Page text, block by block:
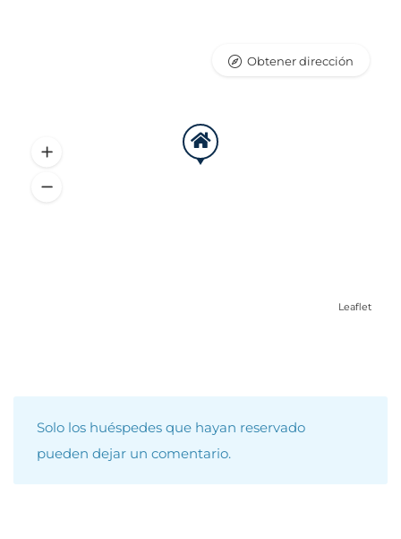
Leaflet
Obtener dirección
Solo los huéspedes que hayan reservado
pueden dejar un comentario.